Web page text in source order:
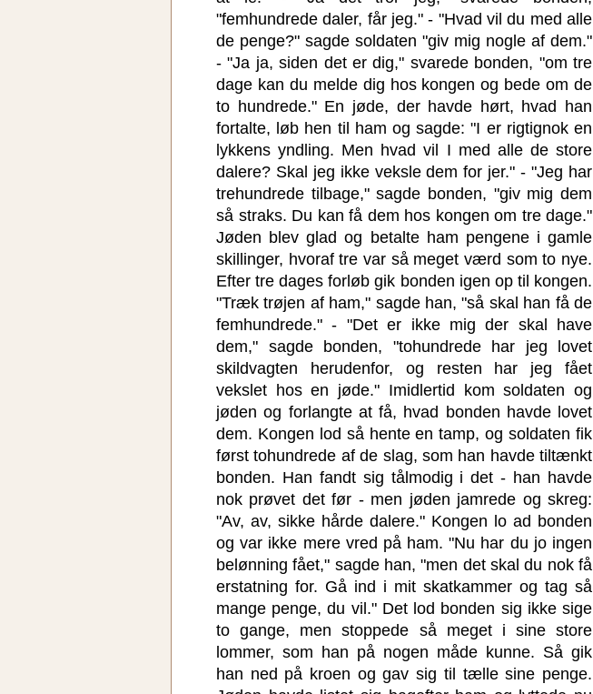
"femhundrede daler, får jeg." - "Hvad vil du med alle
de penge?" sagde soldaten "giv mig nogle af dem."
- "Ja ja, siden det er dig," svarede bonden, "om tre
dage kan du melde dig hos kongen og bede om de
to hundrede." En jøde, der havde hørt, hvad han
fortalte, løb hen til ham og sagde: "I er rigtignok en
lykkens yndling. Men hvad vil I med alle de store
dalere? Skal jeg ikke veksle dem for jer." - "Jeg har
trehundrede tilbage," sagde bonden, "giv mig dem
så straks. Du kan få dem hos kongen om tre dage."
Jøden blev glad og betalte ham pengene i gamle
skillinger, hvoraf tre var så meget værd som to nye.
Efter tre dages forløb gik bonden igen op til kongen.
"Træk trøjen af ham," sagde han, "så skal han få de
femhundrede." - "Det er ikke mig der skal have
dem," sagde bonden, "tohundrede har jeg lovet
skildvagten herudenfor, og resten har jeg fået
vekslet hos en jøde." Imidlertid kom soldaten og
jøden og forlangte at få, hvad bonden havde lovet
dem. Kongen lod så hente en tamp, og soldaten fik
først tohundrede af de slag, som han havde tiltænkt
bonden. Han fandt sig tålmodig i det - han havde
nok prøvet det før - men jøden jamrede og skreg:
"Av, av, sikke hårde dalere." Kongen lo ad bonden
og var ikke mere vred på ham. "Nu har du jo ingen
belønning fået," sagde han, "men det skal du nok få
erstatning for. Gå ind i mit skatkammer og tag så
mange penge, du vil." Det lod bonden sig ikke sige
to gange, men stoppede så meget i sine store
lommer, som han på nogen måde kunne. Så gik
han ned på kroen og gav sig til tælle sine penge.